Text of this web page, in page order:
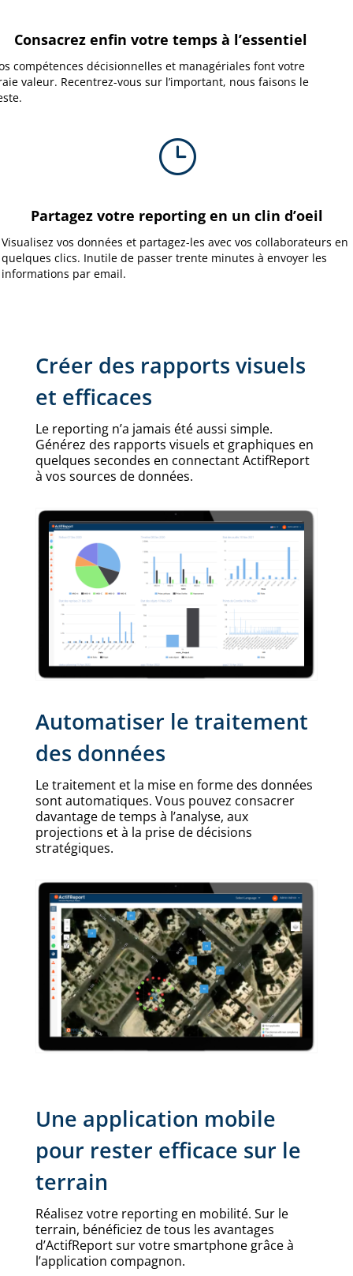
Consacrez enfin votre temps à l’essentiel
compétences décisionnelles et managériales font votre
valeur. Recentrez-vous sur l’important, nous faisons le
}
Partagez votre reporting en un clin d’oeil
Visualisez vos données et partagez-les avec vos collaborateurs en
quelques clics. Inutile de passer trente minutes à envoyer les
informations par email.
Créer des rapports visuels
et efficaces
Le reporting n’a jamais été aussi simple.
Générez des rapports visuels et graphiques en
quelques secondes en connectant ActifReport
à vos sources de données.
Automatiser le traitement
des données
Le traitement et la mise en forme des données
sont automatiques. Vous pouvez consacrer
davantage de temps à l’analyse, aux
projections et à la prise de décisions
stratégiques.
Une application mobile
pour rester efficace sur le
terrain
Réalisez votre reporting en mobilité. Sur le
terrain, bénéficiez de tous les avantages
d’ActifReport sur votre smartphone grâce à
l’application compagnon.